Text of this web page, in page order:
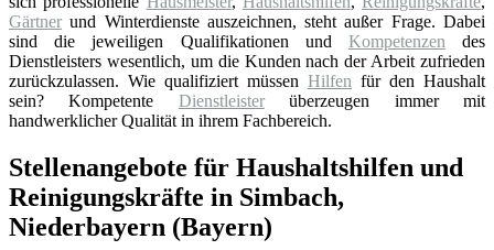
Gärtner und Winterdienste auszeichnen, steht außer Frage. Dabei
sind die jeweiligen Qualifikationen und Kompetenzen des
Dienstleisters wesentlich, um die Kunden nach der Arbeit zufrieden
zurückzulassen. Wie qualifiziert müssen Hilfen für den Haushalt
sein? Kompetente Dienstleisterüberzeugen immer mit
handwerklicher Qualität in ihrem Fachbereich.
Stellenangebote für Haushaltshilfen und
Reinigungskräfte in Simbach,
Niederbayern (Bayern)